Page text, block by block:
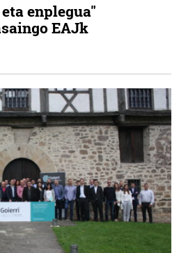
enplegua"
EAJk